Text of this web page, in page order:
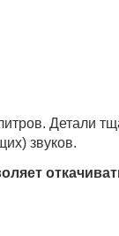
Детали
звуков.